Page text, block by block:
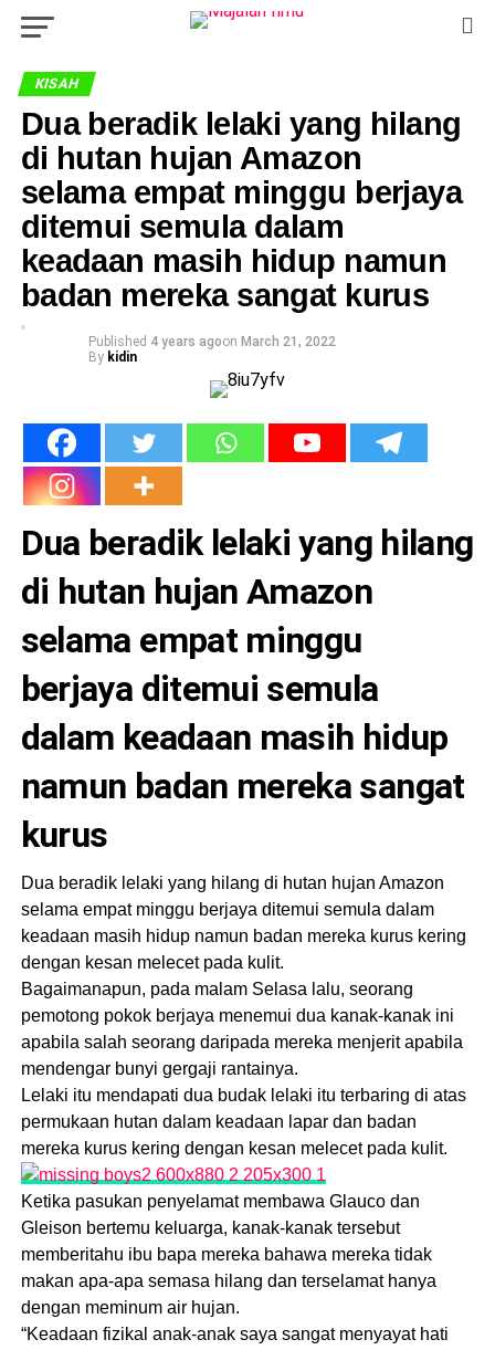
KISAH
Dua beradik lelaki yang hilang
di hutan hujan Amazon
selama empat minggu berjaya
ditemui semula dalam
keadaan masih hidup namun
badan mereka sangat kurus
Published 4 years agoon March 21, 2022
By kidin
Dua beradik lelaki yang hilang
di hutan hujan Amazon
selama empat minggu
berjaya ditemui semula
dalam keadaan masih hidup
namun badan mereka sangat
kurus
Dua beradik lelaki yang hilang di hutan hujan Amazon
selama empat minggu berjaya ditemui semula dalam
keadaan masih hidup namun badan mereka kurus kering
dengan kesan melecet pada kulit.
Bagaimanapun, pada malam Selasa lalu, seorang
pemotong pokok berjaya menemui dua kanak-kanak ini
apabila salah seorang daripada mereka menjerit apabila
mendengar bunyi gergaji rantainya.
Lelaki itu mendapati dua budak lelaki itu terbaring di atas
permukaan hutan dalam keadaan lapar dan badan
mereka kurus kering dengan kesan melecet pada kulit.
Ketika pasukan penyelamat membawa Glauco dan
Gleison bertemu keluarga, kanak-kanak tersebut
memberitahu ibu bapa mereka bahawa mereka tidak
makan apa-apa semasa hilang dan terselamat hanya
dengan meminum air hujan.
“Keadaan fizikal anak-anak saya sangat menyayat hati